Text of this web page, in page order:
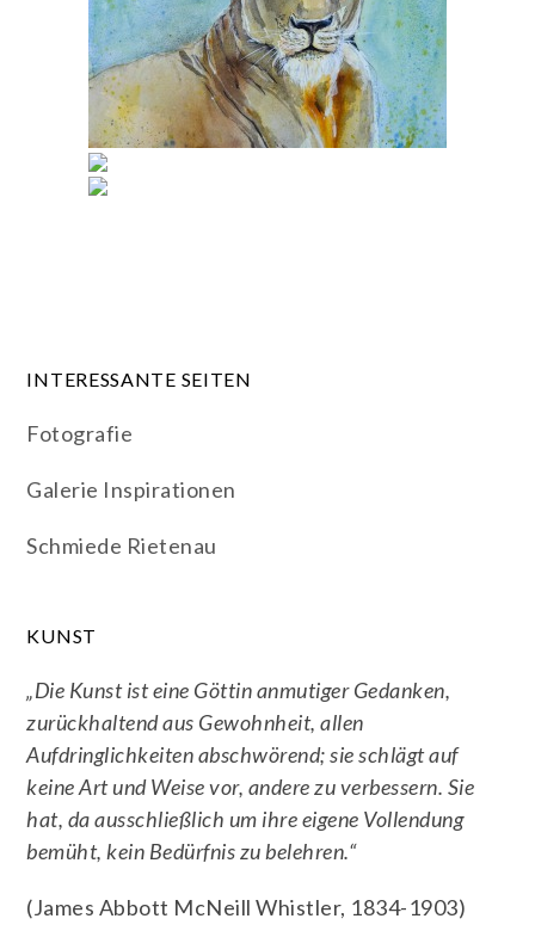
INTERESSANTE SEITEN
Fotografie
Galerie Inspirationen
Schmiede Rietenau
KUNST
„Die Kunst ist eine Göttin anmutiger Gedanken,
zurückhaltend aus Gewohnheit, allen
Aufdringlichkeiten abschwörend; sie schlägt auf
keine Art und Weise vor, andere zu verbessern. Sie
hat, da ausschließlich um ihre eigene Vollendung
bemüht, kein Bedürfnis zu belehren.“
(James Abbott McNeill Whistler, 1834-1903)